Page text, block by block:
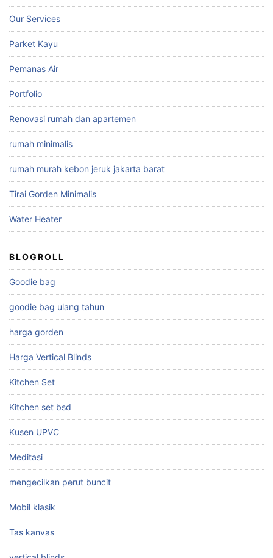
Our Services
Parket Kayu
Pemanas Air
Portfolio
Renovasi rumah dan apartemen
rumah minimalis
rumah murah kebon jeruk jakarta barat
Tirai Gorden Minimalis
Water Heater
BLOGROLL
Goodie bag
goodie bag ulang tahun
harga gorden
Harga Vertical Blinds
Kitchen Set
Kitchen set bsd
Kusen UPVC
Meditasi
mengecilkan perut buncit
Mobil klasik
Tas kanvas